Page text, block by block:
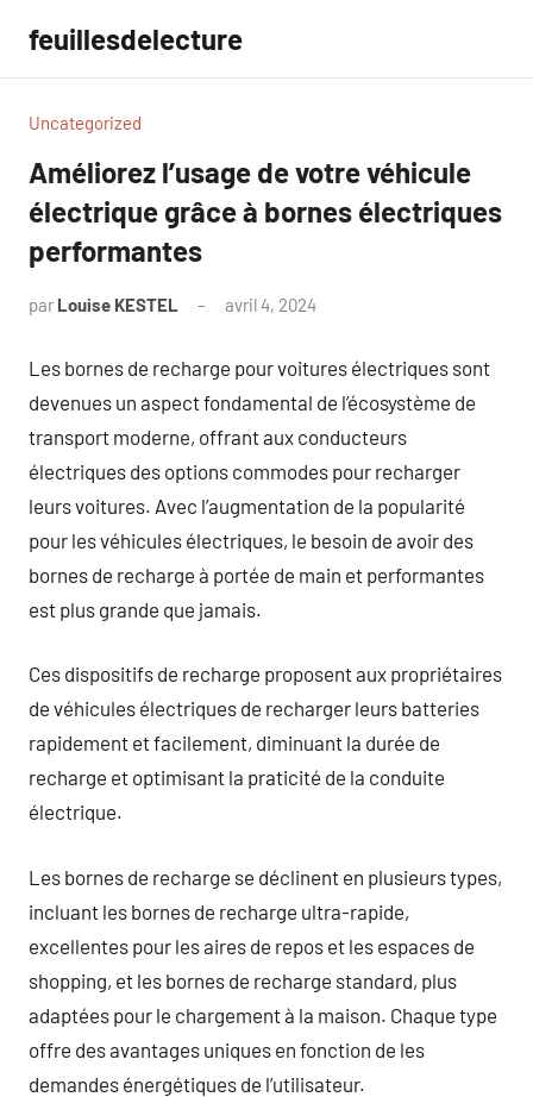
contenu
feuillesdelecture
Uncategorized
Améliorez l’usage de votre véhicule
électrique grâce à bornes électriques
performantes
par Louise KESTEL avril 4, 2024
Les bornes de recharge pour voitures électriques sont
devenues un aspect fondamental de l’écosystème de
transport moderne, offrant aux conducteurs
électriques des options commodes pour recharger
leurs voitures. Avec l’augmentation de la popularité
pour les véhicules électriques, le besoin de avoir des
bornes de recharge à portée de main et performantes
est plus grande que jamais.
Ces dispositifs de recharge proposent aux propriétaires
de véhicules électriques de recharger leurs batteries
rapidement et facilement, diminuant la durée de
recharge et optimisant la praticité de la conduite
électrique.
Les bornes de recharge se déclinent en plusieurs types,
incluant les bornes de recharge ultra-rapide,
excellentes pour les aires de repos et les espaces de
shopping, et les bornes de recharge standard, plus
adaptées pour le chargement à la maison. Chaque type
offre des avantages uniques en fonction de les
demandes énergétiques de l’utilisateur.